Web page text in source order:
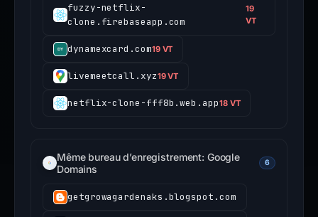
fuzzy-netflix-
clone.firebaseapp.com
19
VT
dynamexcard.com19 VT
livemeetcall.xyz19 VT
netflix-clone-fff8b.web.app18 VT
Même bureau d’enregistrement: Google
Domains
6
getgrowagardenaks.blogspot.com